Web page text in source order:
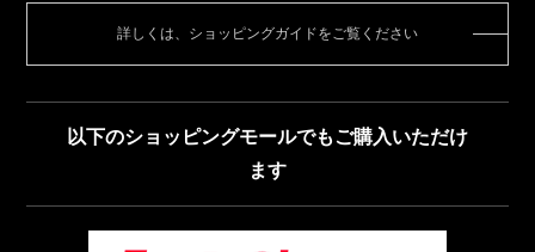
詳しくは、ショッピングガイドをご覧ください
以下のショッピングモールでもご購入いただけ
ます